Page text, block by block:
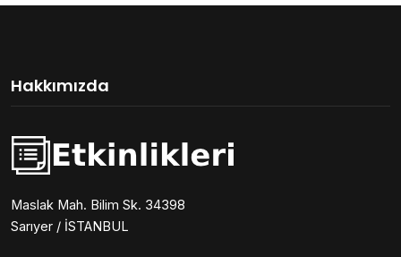
Hakkımızda
Maslak Mah. Bilim Sk. 34398
Sarıyer / İSTANBUL